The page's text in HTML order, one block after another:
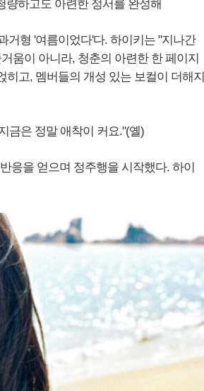
량하고도 아련한 정서를 완성해
거형 '여름이었다'다. 하이키는 "지나간
움이 아니라, 청춘의 아련한 한 페이지
히고, 멤버들의 개성 있는 보컬이 더해지
금은 정말 애착이 커요."(옐)
응을 얻으며 정주행을 시작했다. 하이